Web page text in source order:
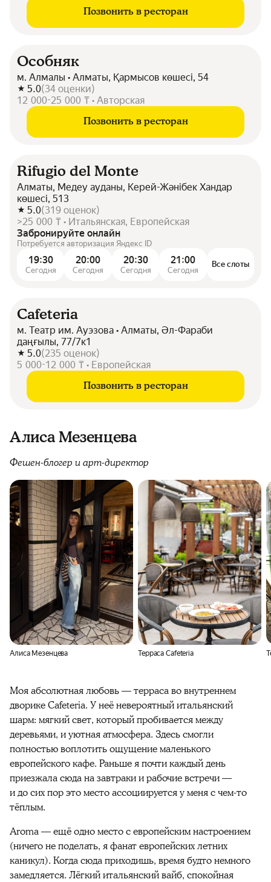
Позвонить в ресторан
Особняк
м. Алмалы • Алматы, Қармысов көшесі, 54
5.0(34 оценки)
12 000-25 000 ₸ • Авторская
Позвонить в ресторан
Rifugio del Monte
Алматы, Медеу ауданы, Керей-Жәнібек Хандар
көшесі, 513
5.0(319 оценок)
>25 000 ₸ • Итальянская, Европейская
Забронируйте онлайн
Потребуется авторизация Яндекс ID
19:30
Сегодня
20:00
Сегодня
20:30
Сегодня
21:00
Сегодня
Все слоты
Cafeteria
м. Театр им. Ауэзова • Алматы, Әл-Фараби
даңғылы, 77/7к1
5.0(235 оценок)
5 000-12 000 ₸ • Европейская
Позвонить в ресторан
Алиса Мезенцева
Фешен-блогер и арт-директор
Алиса Мезенцева Терраса Cafeteria
Моя абсолютная любовь — терраса во внутреннем
дворике Cafeteria. У неё невероятный итальянский
шарм: мягкий свет, который пробивается между
деревьями, и уютная атмосфера. Здесь смогли
полностью воплотить ощущение маленького
европейского кафе. Раньше я почти каждый день
приезжала сюда на завтраки и рабочие встречи —
и до сих пор это место ассоциируется у меня с чем-то
тёплым.
Aroma — ещё одно место с европейским настроением
(ничего не поделать, я фанат европейских летних
каникул). Когда сюда приходишь, время будто немного
замедляется. Лёгкий итальянский вайб, спокойная